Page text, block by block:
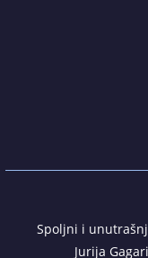
Spoljni i
Jurija